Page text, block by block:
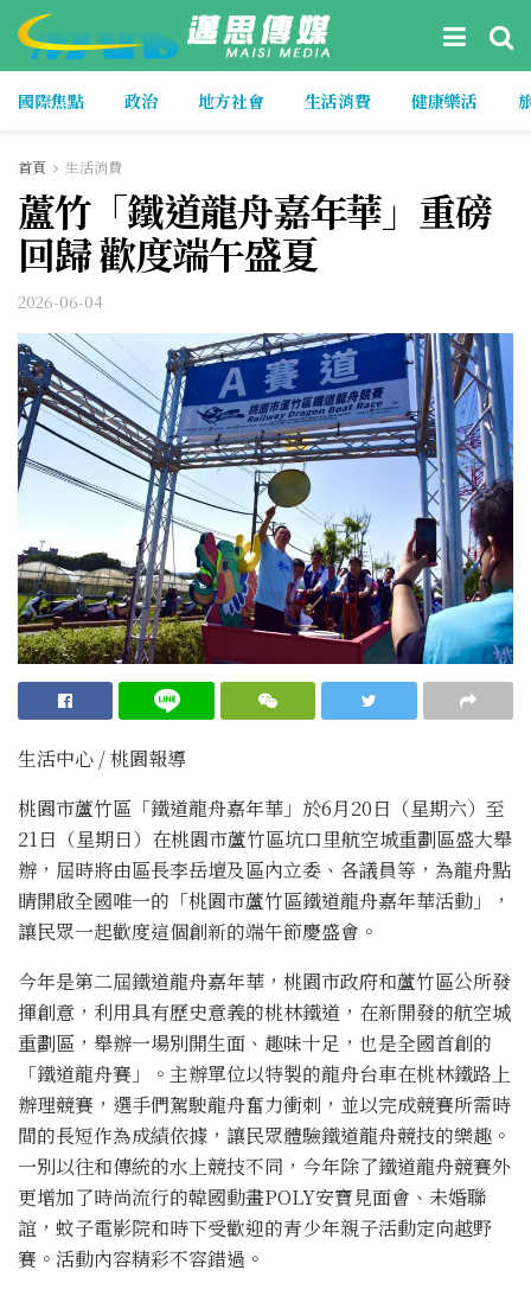
國際焦點 政治 地方社會 生活消費 健康樂活
首頁 生活消費
蘆竹「鐵道龍舟嘉年華」重磅
回歸 歡度端午盛夏
2026-06-04
生活中心 / 桃園報導
桃園市蘆竹區「鐵道龍舟嘉年華」於6月20日（星期六）至
21日（星期日）在桃園市蘆竹區坑口里航空城重劃區盛大舉
辦，屆時將由區長李岳壇及區內立委、各議員等，為龍舟點
睛開啟全國唯一的「桃園市蘆竹區鐵道龍舟嘉年華活動」，
讓民眾一起歡度這個創新的端午節慶盛會。
今年是第二屆鐵道龍舟嘉年華，桃園市政府和蘆竹區公所發
揮創意，利用具有歷史意義的桃林鐵道，在新開發的航空城
重劃區，舉辦一場別開生面、趣味十足，也是全國首創的
「鐵道龍舟賽」。主辦單位以特製的龍舟台車在桃林鐵路上
辦理競賽，選手們駕駛龍舟奮力衝刺，並以完成競賽所需時
間的長短作為成績依據，讓民眾體驗鐵道龍舟競技的樂趣。
一別以往和傳統的水上競技不同，今年除了鐵道龍舟競賽外
更增加了時尚流行的韓國動畫POLY安寶見面會、未婚聯
誼，蚊子電影院和時下受歡迎的青少年親子活動定向越野
賽。活動內容精彩不容錯過。